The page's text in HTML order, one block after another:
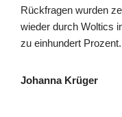
Rückfragen wurden
wieder durch Woltics
zu einhundert
Johanna Krüger